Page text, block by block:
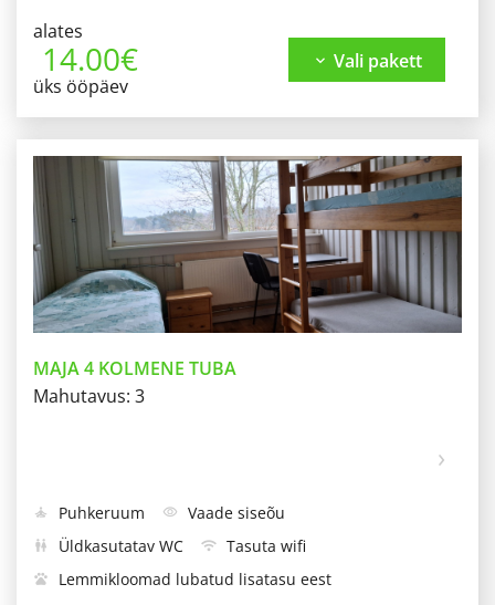
smoke_free Suitsetamine keelatud
shower Üldkasutatav dušš Kirjutuslaud
local_parking Tasuta parkimine Grillimisala chair_umbrella Õueala
deck Siseõu checkroom Riide- või seinakapp kitchen Külmkapp
restaurant Kööginurk Konditsioneer Käterätik
iron Triikraud Föön
bed Kaks eraldi voodit ja üks narivoodi
alates
14.00€
üks ööpäev
keyboard_arrow_down Vali pakett
MAJA 4 KOLMENE TUBA
Mahutavus: 3
self_improvement Puhkeruum visibility Vaade siseõu
wc Üldkasutatav WC wifi Tasuta wifi
pets Lemmikloomad lubatud lisatasu eest